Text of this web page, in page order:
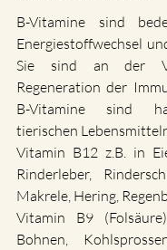
B-Vitamine sind
Energiestoffwechsel
Sie sind an der
Regeneration der
B-Vitamine sind
tierischen
Vitamin B12 z.B. in
Rinderleber,
Makrele, Hering,
Vitamin B9
Bohnen,